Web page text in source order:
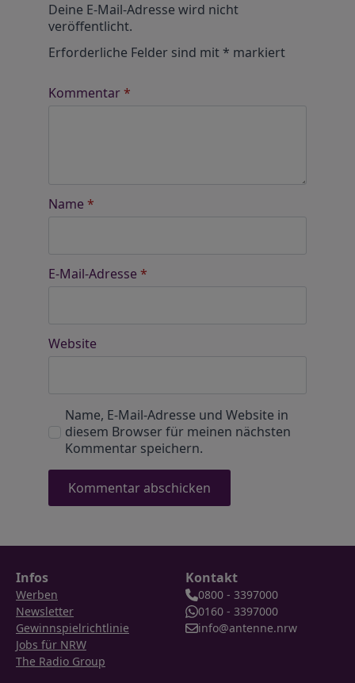
Deine E-Mail-Adresse wird nicht
veröffentlicht.
Erforderliche Felder sind mit* markiert
Kommentar*
Name *
E-Mail-Adresse *
Website
Name, E-Mail-Adresse und Website in
diesem Browser für meinen nächsten
Kommentar speichern.
Infos
Werben
Newsletter
Gewinnspielrichtlinie
Jobs für NRW
The Radio Group
Kontakt
0800 - 3397000
0160 - 3397000
info@antenne.nrw